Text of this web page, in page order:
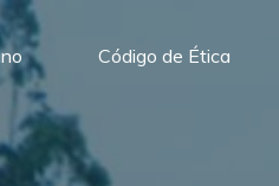
Código de Ética